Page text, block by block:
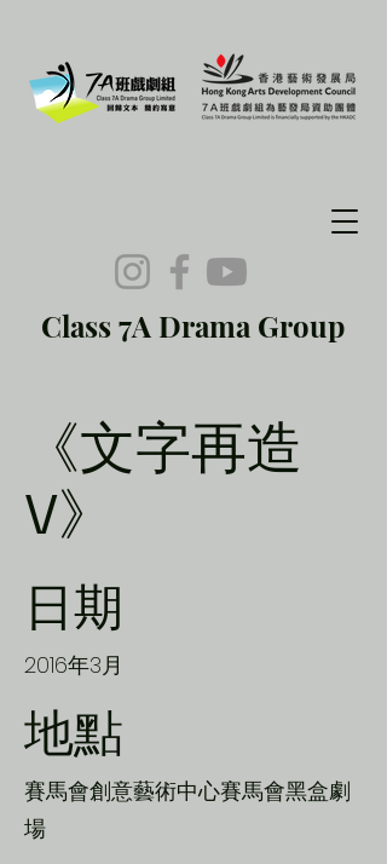
Class 7A Drama Group
《文字再造
V》
日期
2016年3月
地點
賽馬會創意藝術中心賽馬會黑盒劇
場